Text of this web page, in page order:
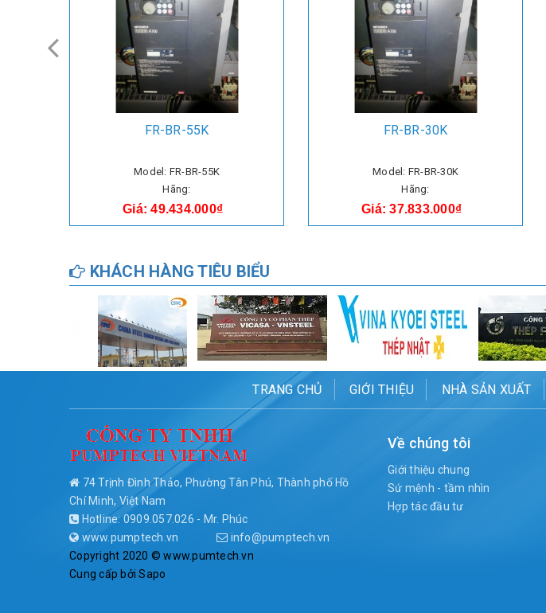
FR-BR-55K
Model: FR-BR-55K
Hãng:
Giá: 49.434.000₫
FR-BR-30K
Model: FR-BR-30K
Hãng:
Giá: 37.833.000₫
KHÁCH HÀNG TIÊU BIỂU
TRANG CHỦ GIỚI THIỆU NHÀ SẢN XUẤT
74 Trịnh Đình Thảo, Phường Tân Phú, Thành phố Hồ
Chí Minh, Việt Nam
Hotline: 0909.057.026 - Mr. Phúc
www.pumptech.vn
info@pumptech.vn
Copyright 2020 © www.pumtech.vn
Cung cấp bởiSapo
Về chúng tôi
Giới thiệu chung
Sứ mệnh - tầm nhìn
Hợp tác đầu tư